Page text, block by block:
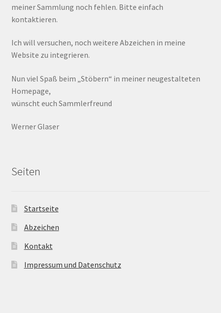
meiner Sammlung noch fehlen. Bitte einfach
kontaktieren.
Ich will versuchen, noch weitere Abzeichen in meine
Website zu integrieren.
Nun viel Spaß beim „Stöbern“ in meiner neugestalteten
Homepage,
wünscht euch Sammlerfreund
Werner Glaser
Seiten
Startseite
Abzeichen
Kontakt
Impressum und Datenschutz